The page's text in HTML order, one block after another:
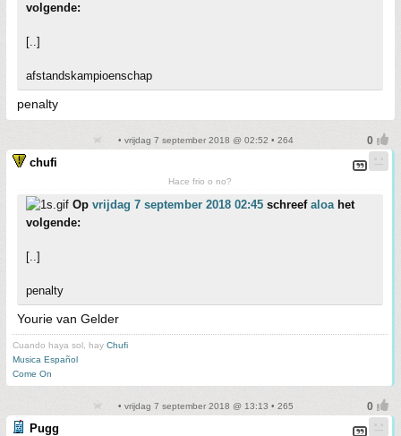
volgende:
[..]
afstandskampioenschap
penalty
• vrijdag 7 september 2018 @ 02:52 • 264
chufi
Hace frio o no?
Op vrijdag 7 september 2018 02:45 schreef aloahet
volgende:
[..]
penalty
Yourie van Gelder
Cuando haya sol, hay Chufi
Musica Español
Come On
• vrijdag 7 september 2018 @ 13:13 • 265
Pugg